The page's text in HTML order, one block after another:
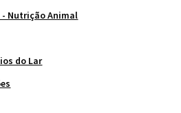
- Nutrição Animal
do Lar